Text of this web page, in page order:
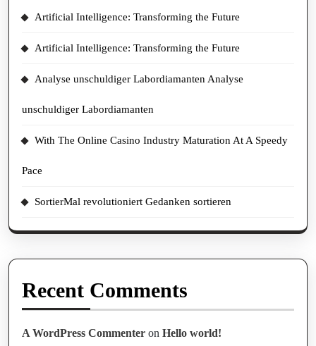
Artificial Intelligence: Transforming the Future
Artificial Intelligence: Transforming the Future
Analyse unschuldiger Labordiamanten Analyse
unschuldiger Labordiamanten
With The Online Casino Industry Maturation At A Speedy
Pace
SortierMal revolutioniert Gedanken sortieren
Recent Comments
A WordPress Commenter on Hello world!